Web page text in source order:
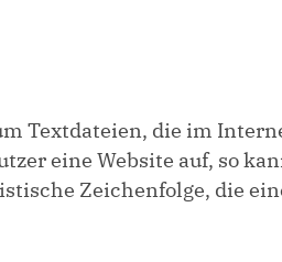
Textdateien, die im
eine Website auf, so
Zeichenfolge, die